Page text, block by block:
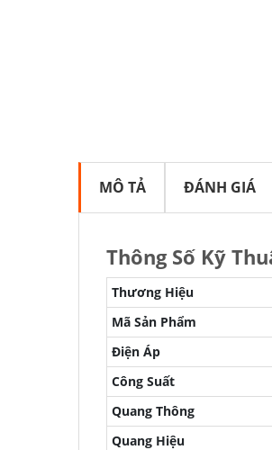
MÔ TẢ ĐÁNH GIÁ
Thông Số Kỹ
Thương Hiệu
Mã Sản Phẩm
Điện Áp
Công Suất
Quang Thông
Quang Hiệu